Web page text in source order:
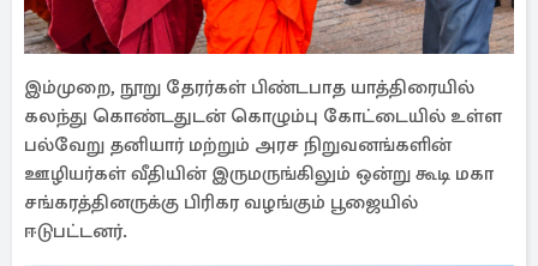
இம்முறை, நூறு தேரர்கள் பிண்டபாத யாத்திரையில்
கலந்து கொண்டதுடன் கொழும்பு கோட்டையில் உள்ள
பல்வேறு தனியார் மற்றும் அரச நிறுவனங்களின்
ஊழியர்கள் வீதியின் இருமருங்கிலும் ஒன்று கூடி மகா
சங்கரத்தினருக்கு பிரிகர வழங்கும் பூஜையில்
ஈடுபட்டனர்.